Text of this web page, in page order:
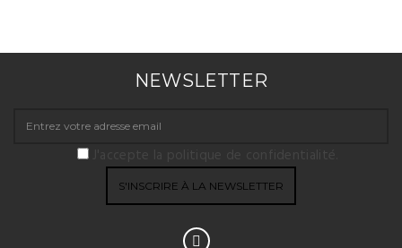
NEWSLETTER
J'accepte la politique de confidentialité.